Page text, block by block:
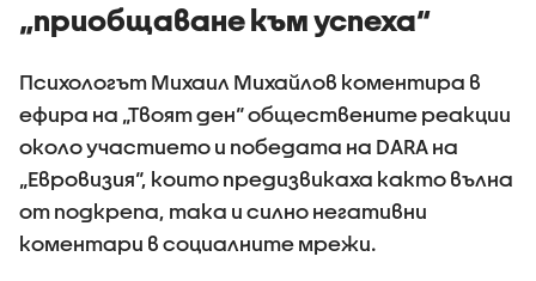
„приобщаване към успеха“
Психологът Михаил Михайлов коментира в
ефира на „Твоят ден“ обществените реакции
около участието и победата на DARA на
„Евровизия“, които предизвикаха както вълна
от подкрепа, така и силно негативни
коментари в социалните мрежи.